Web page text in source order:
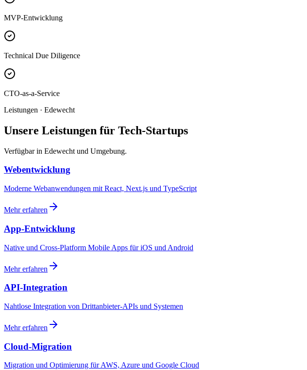
MVP-Entwicklung
Technical Due Diligence
CTO-as-a-Service
Leistungen · Edewecht
Unsere Leistungen für Tech-Startups
Verfügbar in Edewecht und Umgebung.
Webentwicklung
Moderne Webanwendungen mit React, Next.js und TypeScript
Mehr erfahren
App-Entwicklung
Native und Cross-Platform Mobile Apps für iOS und Android
Mehr erfahren
API-Integration
Nahtlose Integration von Drittanbieter-APIs und Systemen
Mehr erfahren
Cloud-Migration
Migration und Optimierung für AWS, Azure und Google Cloud